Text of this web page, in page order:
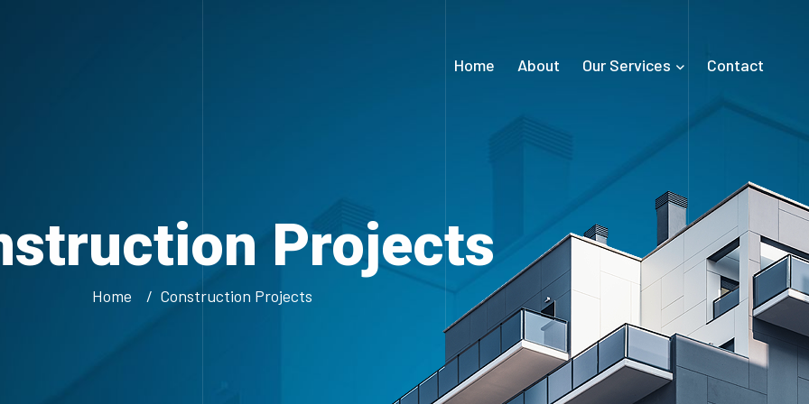
Home About Our Services Contact
Projects
Home Construction Projects